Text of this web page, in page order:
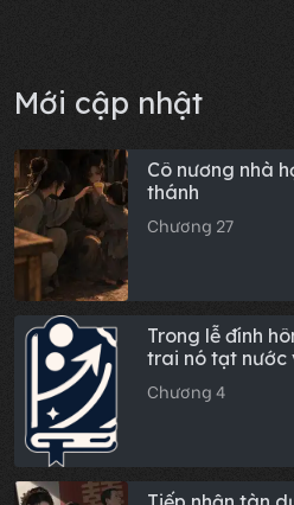
Mới cập nhật
Cô nương nhà
thánh
Chương 27
Trong lễ đính
trai nó tạt nước
lau sạch rồi bỏ
thoại bố chồng
Chương 4